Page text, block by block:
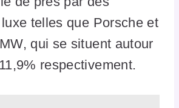
telles que Porsche et
qui se situent autour
respectivement.